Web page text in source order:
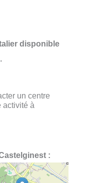
disponible
un centre
activité à
: